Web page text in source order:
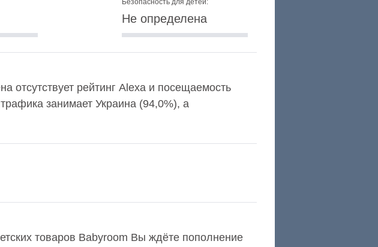
Безопасность для детей:
Не определена
отсутствует рейтинг Alexa и посещаемость
занимает Украина (94,0%), а
товаров Babyroom Вы ждёте пополнение